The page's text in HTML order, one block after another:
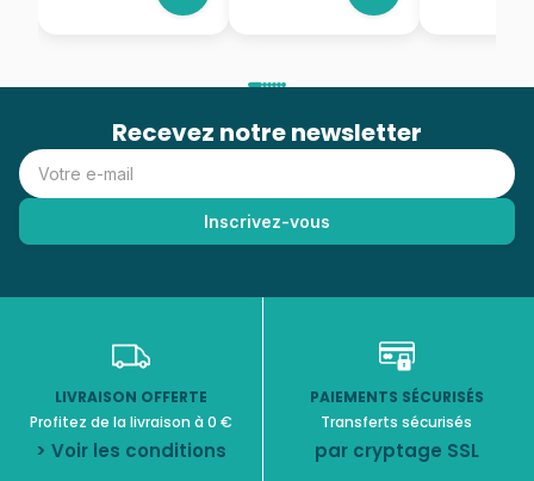
Recevez notre newsletter
LIVRAISON OFFERTE
Profitez de la livraison à 0 €
> Voir les conditions
PAIEMENTS SÉCURISÉS
Transferts sécurisés
par cryptage SSL